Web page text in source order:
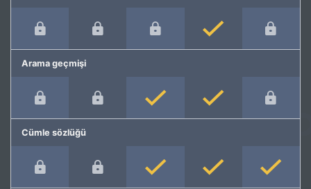
Arama geçmişi
Cümle sözlüğü